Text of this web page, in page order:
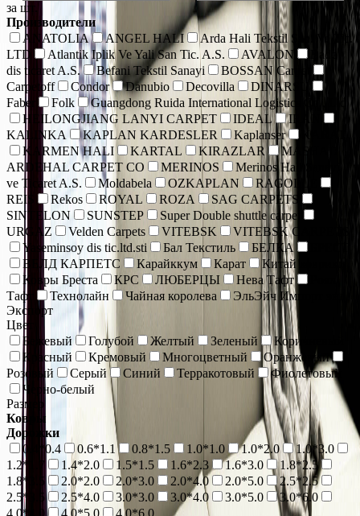
за шт.
Производители
ANATOLIA
ANGEL HALI
Arda Hali Tekstil San. Ve Tic.
LTD
Atlantik Iplik Ve Yali San Tic. A.S. AVALON
Bade
dis ticaret A.S.
Befani Tekstil Sanayi
BOSSAN Carpet
Carpetoff
Condor Danubio Decovilla
DINARSU
Faber
Folk
Guangdong Ruida International Logistics Co., Ltd.
HEILONGJIANG LANYI CARPET
IDEAL
IRAN
KALINKA
KAPLAN KARDESLER Kaplanser
KARMEN HALI
KARTAL KIRAZLAR
MASHAD
ARDEHAL CARPET CO
MERINOS
Merinos Hall Sanayi
ve Ticaret A.S.
Moldabela OZKAPLAN
RAGOLLE
REIS
Rekos ROYAL ROZA
SAG CARPETS
SINTELON
SUNSTEP
Super Double shuttle carpet
URGAZ
Velden Carpets VITEBSK
VITEBSK CARPETS
Yaseminsoy dis tic.ltd.sti
Бал Текстиль БЕЛКА
ВЕЛД КАРПЕТС
Карайккум Карат
Китай коврики
Ковры Бреста
КРС ЛЮБЕРЦЫ Нева Тафт
Тафт
Технолайн Чайная королева
ЭльЭйч Импорт энд
Экспорт
Цвет
Бежевый
Голубой Желтый Зеленый
Коричневый
Красный
Кремовый Многоцветный
Оранжевый
Розовый
Серый Синий Терракотовый
Фиолетовый
Черно-белый
Размер
Ковры
Дорожки
0.4*0.4
0.6*1.1 0.8*1.5 1.0*1.0 1.0*2.0
1.0*3.0
1.2*1.7
1.4*2.0 1.5*1.5 1.6*2.3 1.6*3.0
1.8*2.5
1.8*3.5
2.0*2.0 2.0*3.0 2.0*4.0 2.0*5.0
2.5*2.5
2.5*3.5
2.5*4.0 3.0*3.0 3.0*4.0 3.0*5.0
3.0*6.0